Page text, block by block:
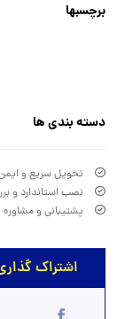
برچسبها
دسته بندی ها
تحویل سریع و
نصب استاندارد و
پشتیبانی و